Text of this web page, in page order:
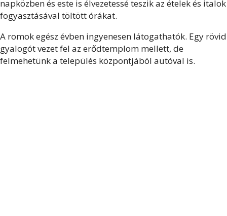
napközben és este is élvezetessé teszik az ételek és italok
fogyasztásával töltött órákat.
A romok egész évben ingyenesen látogathatók. Egy rövid
gyalogót vezet fel az erődtemplom mellett, de
felmehetünk a település központjából autóval is.